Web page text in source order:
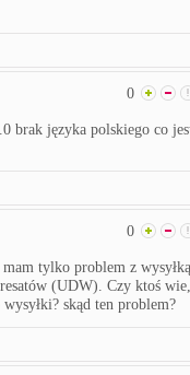
0
brak języka polskiego co
0
tylko problem z wysyłką
(UDW). Czy ktoś wie,
skąd ten problem?